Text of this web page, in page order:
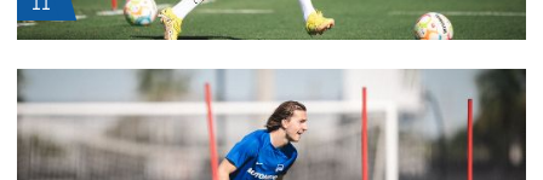
11